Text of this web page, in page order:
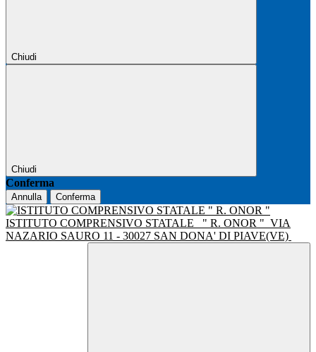
Chiudi
Chiudi
Conferma
Annulla Conferma
ISTITUTO COMPRENSIVO STATALE " R. ONOR " VIA
NAZARIO SAURO 11 - 30027 SAN DONA' DI PIAVE(VE)